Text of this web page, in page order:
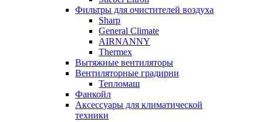
Фильтры для очистителей воздуха
Sharp
General Climate
AIRNANNY
Thermex
Вытяжные вентиляторы
Вентиляторные градирни
Тепломаш
Фанкойл
Аксессуары для климатической
техники